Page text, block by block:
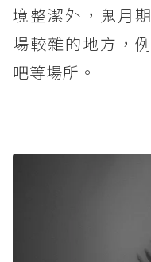
境整潔外，鬼月
場較雜的地方，
吧等場所。